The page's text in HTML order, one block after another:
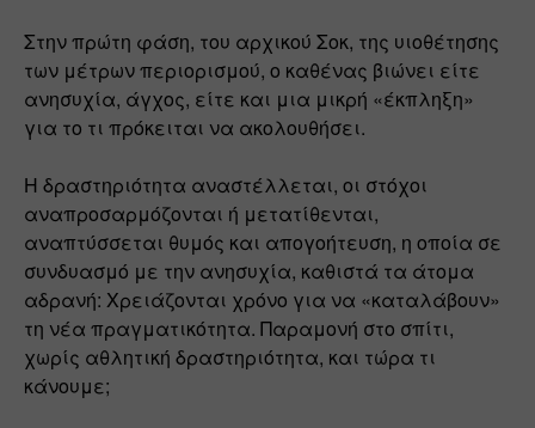
Στην πρώτη φάση, του αρχικού Σοκ, της υιοθέτησης
των μέτρων περιορισμού, ο καθένας βιώνει είτε
ανησυχία, άγχος, είτε και μια μικρή «έκπληξη»
για το τι πρόκειται να ακολουθήσει.
Η δραστηριότητα αναστέλλεται, οι στόχοι
αναπροσαρμόζονται ή μετατίθενται,
αναπτύσσεται θυμός και απογοήτευση, η οποία σε
συνδυασμό με την ανησυχία, καθιστά τα άτομα
αδρανή: Χρειάζονται χρόνο για να «καταλάβουν»
τη νέα πραγματικότητα. Παραμονή στο σπίτι,
χωρίς αθλητική δραστηριότητα, και τώρα τι
κάνουμε;